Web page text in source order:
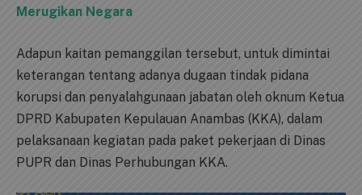
Merugikan Negara
Adapun kaitan pemanggilan tersebut, untuk dimintai
keterangan tentang adanya dugaan tindak pidana
korupsi dan penyalahgunaan jabatan oleh oknum Ketua
DPRD Kabupaten Kepulauan Anambas (KKA), dalam
pelaksanaan kegiatan pada paket pekerjaan di Dinas
PUPR dan Dinas Perhubungan KKA.